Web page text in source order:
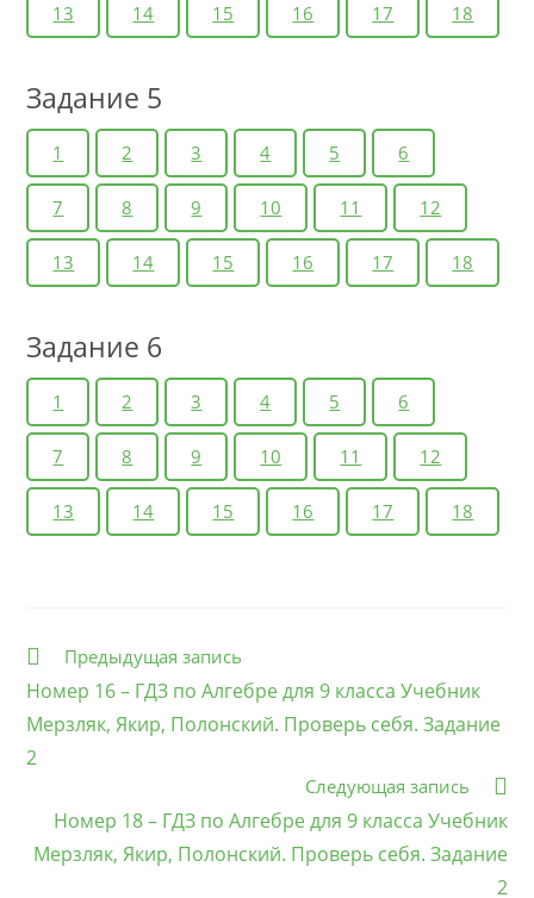
13 14 15 16 17 18
Задание 5
1 2 3 4 5 6
7 8 9 10 11 12
13 14 15 16 17 18
Задание 6
1 2 3 4 5 6
7 8 9 10 11 12
13 14 15 16 17 18
Еще
Предыдущая запись
Номер 16 – ГДЗ по Алгебре для 9 класса Учебник
Мерзляк, Якир, Полонский. Проверь себя. Задание
2
Следующая запись
Номер 18 – ГДЗ по Алгебре для 9 класса Учебник
Мерзляк, Якир, Полонский. Проверь себя. Задание
2